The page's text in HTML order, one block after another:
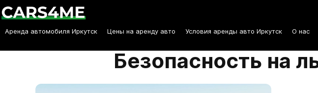
Аренда автомобиля Иркутск Цены на аренду авто Условия аренды авто Иркутск О нас
Безопасность на